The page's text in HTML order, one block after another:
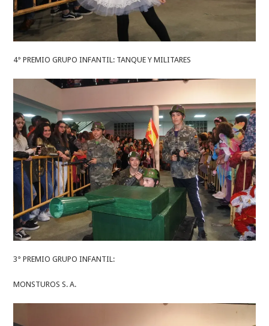
4° PREMIO GRUPO INFANTIL: TANQUE Y MILITARES
3° PREMIO GRUPO INFANTIL:
MONSTUROS S. A.